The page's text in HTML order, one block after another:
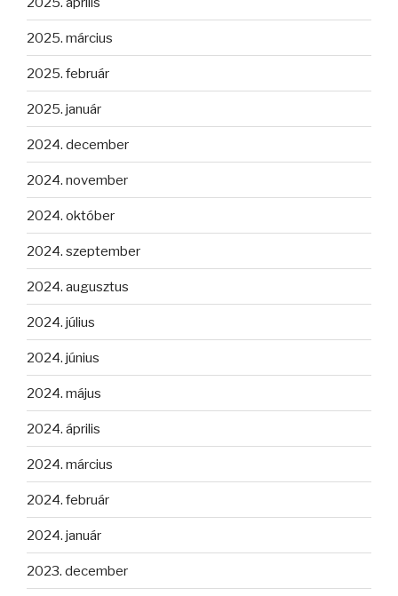
2025. március
2025. február
2025. január
2024. december
2024. november
2024. október
2024. szeptember
2024. augusztus
2024. július
2024. június
2024. május
2024. április
2024. március
2024. február
2024. január
2023. december